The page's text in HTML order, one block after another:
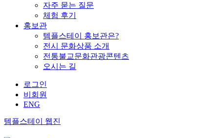
자주 묻는 질문
체험 후기
홍보관
템플스테이 홍보관은?
전시 문화상품 소개
전통불교문화관광콘텐츠
오시는 길
로그인
비회원
ENG
템플스테이 웹진